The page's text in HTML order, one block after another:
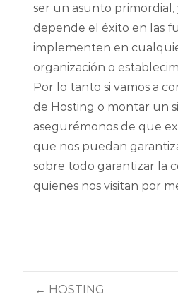
ser un asunto primordial,
depende el éxito en las
implementen en
organización o
Por lo tanto si vamos a
de Hosting o montar un
asegurémonos de que
que nos puedan
sobre todo garantizar la
quienes nos visitan por
← HOSTING